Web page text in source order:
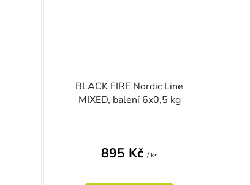
BLACK FIRE Nordic Line
MIXED, balení 6x0,5 kg
895 Kč/ ks